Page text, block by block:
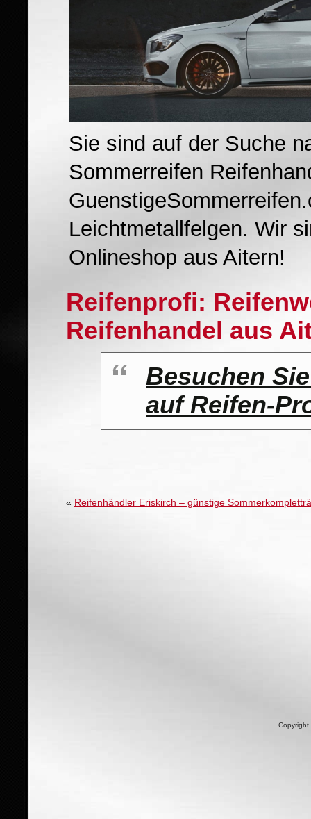
Sie sind auf der Suche
Sommerreifen
Leichtmetallfelgen. Wir
Onlineshop aus Aitern!
Reifenprofi:
Reifenhandel aus
Besuchen
auf Reifen-
« Reifenhändler Eriskirch – günstige
Copyright